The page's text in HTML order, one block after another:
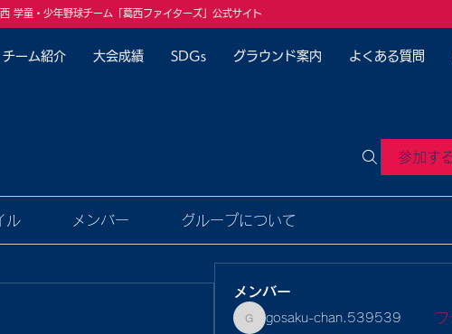
チーム紹介 大会成績 SDGs グラウンド案内 よくある質問
学童・少年野球チーム「葛西ファイターズ」公式サイト
参加す
ル メンバー グループについて
メンバー
gosaku-chan.539539
gosaku-chan.539539